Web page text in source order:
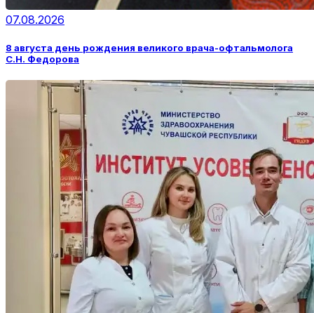
07.08.2026
8 августа день рождения великого врача-офтальмолога
С.Н. Федорова